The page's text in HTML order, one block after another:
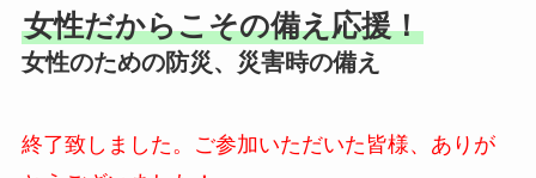
女性だからこその備え応援！
女性のための防災、災害時の備え
終了致しました。ご参加いただいた皆様、ありが